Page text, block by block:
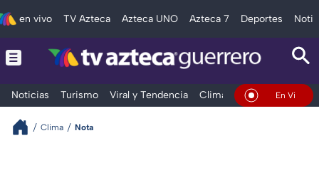
en vivo TV Azteca Azteca UNO Azteca 7 Deportes
Noticias Turismo Viral y Tendencia Clima Deportes
En Vivo
Clima Nota